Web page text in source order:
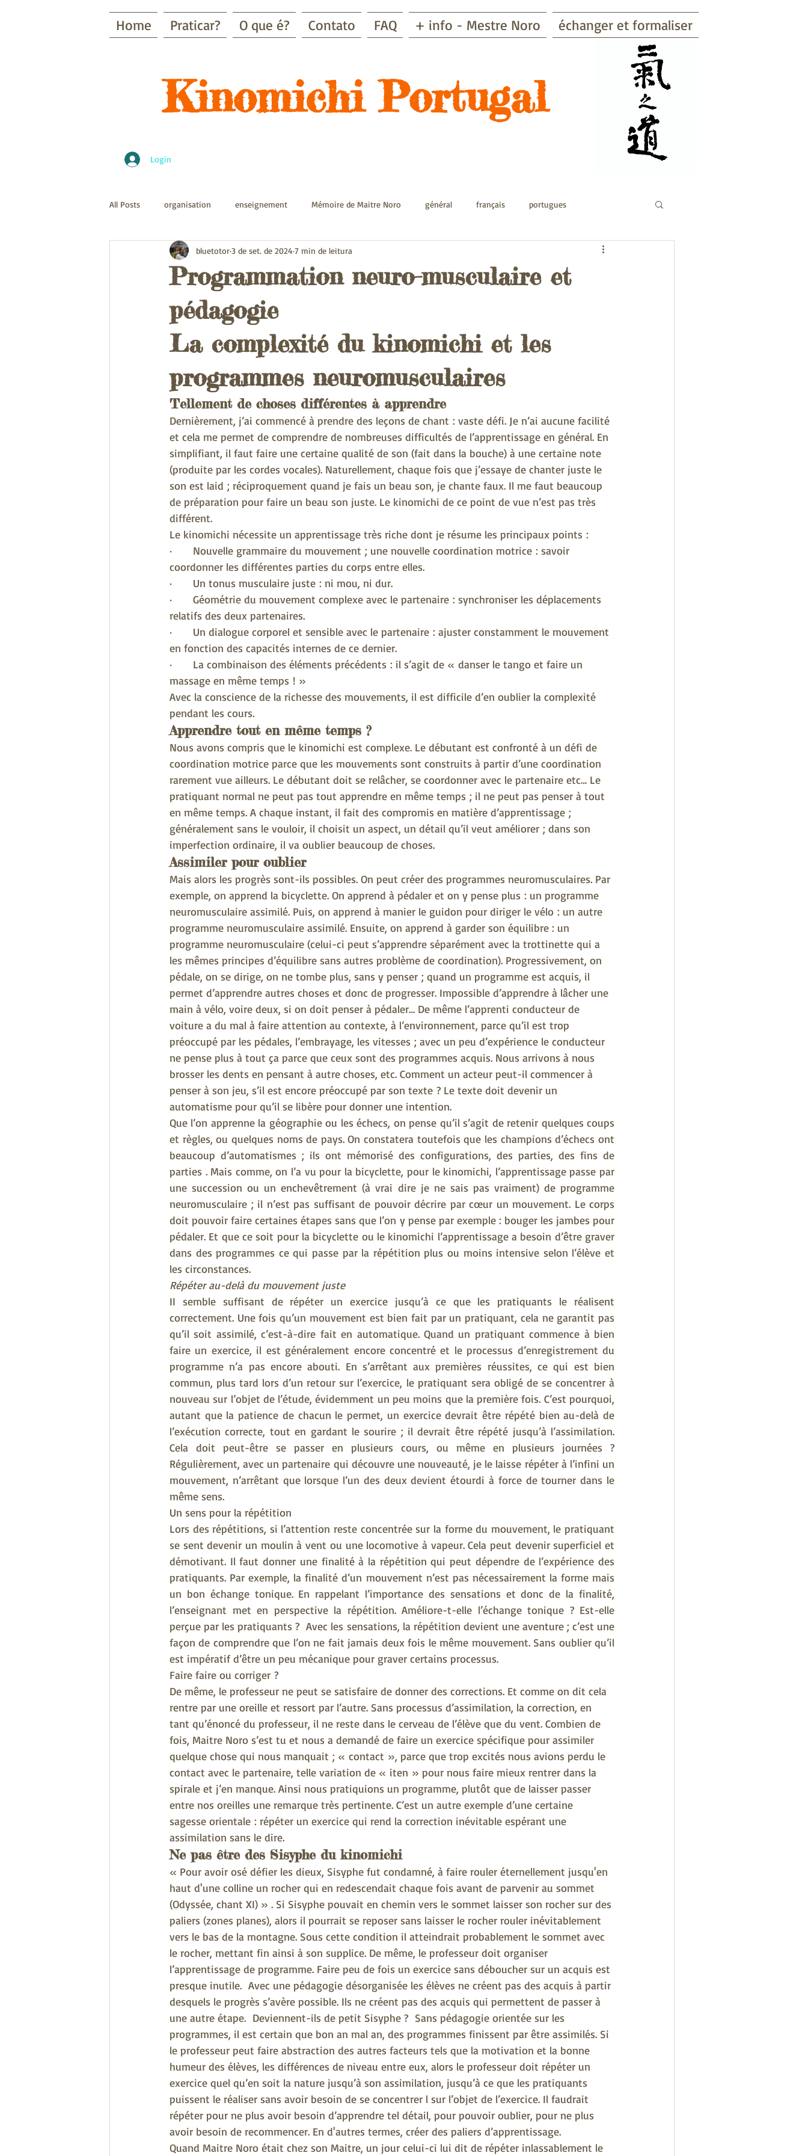
Home Praticar? O que é? Contato FAQ + info - Mestre Noro échanger et formaliser
Kinomichi Portugal​
Login
All Posts organisation enseignement Mémoire de Maitre Noro général français portugues
Programmation neuro-musculaire et
pédagogie
bluetotor3 de set. de 2024 7 min de leitura
La complexité du kinomichi et les
programmes neuromusculaires
Tellement de choses différentes à apprendre
Dernièrement, j’ai commencé à prendre des leçons de chant : vaste défi. Je n’ai aucune facilité
et cela me permet de comprendre de nombreuses difficultés de l’apprentissage en général. En
simplifiant, il faut faire une certaine qualité de son (fait dans la bouche) à une certaine note
(produite par les cordes vocales). Naturellement, chaque fois que j’essaye de chanter juste le
son est laid ; réciproquement quand je fais un beau son, je chante faux. Il me faut beaucoup
de préparation pour faire un beau son juste. Le kinomichi de ce point de vue n’est pas très
différent.
Le kinomichi nécessite un apprentissage très riche dont je résume les principaux points :
·      Nouvelle grammaire du mouvement ; une nouvelle coordination motrice : savoir
coordonner les différentes parties du corps entre elles.
·      Un tonus musculaire juste : ni mou, ni dur.
·      Géométrie du mouvement complexe avec le partenaire : synchroniser les déplacements
relatifs des deux partenaires.
·      Un dialogue corporel et sensible avec le partenaire : ajuster constamment le mouvement
en fonction des capacités internes de ce dernier.
·      La combinaison des éléments précédents : il s’agit de « danser le tango et faire un
massage en même temps ! »
Avec la conscience de la richesse des mouvements, il est difficile d’en oublier la complexité
pendant les cours.
Apprendre tout en même temps ?
Nous avons compris que le kinomichi est complexe. Le débutant est confronté à un défi de
coordination motrice parce que les mouvements sont construits à partir d’une coordination
rarement vue ailleurs. Le débutant doit se relâcher, se coordonner avec le partenaire etc… Le
pratiquant normal ne peut pas tout apprendre en même temps ; il ne peut pas penser à tout
en même temps. A chaque instant, il fait des compromis en matière d’apprentissage ;
généralement sans le vouloir, il choisit un aspect, un détail qu’il veut améliorer ; dans son
imperfection ordinaire, il va oublier beaucoup de choses.
Assimiler pour oublier
Mais alors les progrès sont-ils possibles. On peut créer des programmes neuromusculaires. Par
exemple, on apprend la bicyclette. On apprend à pédaler et on y pense plus : un programme
neuromusculaire assimilé. Puis, on apprend à manier le guidon pour diriger le vélo : un autre
programme neuromusculaire assimilé. Ensuite, on apprend à garder son équilibre : un
programme neuromusculaire (celui-ci peut s’apprendre séparément avec la trottinette qui a
les mêmes principes d’équilibre sans autres problème de coordination). Progressivement, on
pédale, on se dirige, on ne tombe plus, sans y penser ; quand un programme est acquis, il
permet d’apprendre autres choses et donc de progresser. Impossible d’apprendre à lâcher une
main à vélo, voire deux, si on doit penser à pédaler… De même l’apprenti conducteur de
voiture a du mal à faire attention au contexte, à l’environnement, parce qu’il est trop
préoccupé par les pédales, l’embrayage, les vitesses ; avec un peu d’expérience le conducteur
ne pense plus à tout ça parce que ceux sont des programmes acquis. Nous arrivons à nous
brosser les dents en pensant à autre choses, etc. Comment un acteur peut-il commencer à
penser à son jeu, s’il est encore préoccupé par son texte ? Le texte doit devenir un
automatisme pour qu’il se libère pour donner une intention.
Que l’on apprenne la géographie ou les échecs, on pense qu’il s’agit de retenir quelques coups
et règles, ou quelques noms de pays. On constatera toutefois que les champions d’échecs ont
beaucoup d’automatismes ; ils ont mémorisé des configurations, des parties, des fins de
parties . Mais comme, on l’a vu pour la bicyclette, pour le kinomichi, l’apprentissage passe par
une succession ou un enchevêtrement (à vrai dire je ne sais pas vraiment) de programme
neuromusculaire ; il n’est pas suffisant de pouvoir décrire par cœur un mouvement. Le corps
doit pouvoir faire certaines étapes sans que l’on y pense par exemple : bouger les jambes pour
pédaler. Et que ce soit pour la bicyclette ou le kinomichi l’apprentissage a besoin d’être graver
dans des programmes ce qui passe par la répétition plus ou moins intensive selon l’élève et
les circonstances.
Répéter au-delà du mouvement juste
II semble suffisant de répéter un exercice jusqu’à ce que les pratiquants le réalisent
correctement. Une fois qu’un mouvement est bien fait par un pratiquant, cela ne garantit pas
qu’il soit assimilé, c’est-à-dire fait en automatique. Quand un pratiquant commence à bien
faire un exercice, il est généralement encore concentré et le processus d’enregistrement du
programme n’a pas encore abouti. En s’arrêtant aux premières réussites, ce qui est bien
commun, plus tard lors d’un retour sur l’exercice, le pratiquant sera obligé de se concentrer à
nouveau sur l’objet de l’étude, évidemment un peu moins que la première fois. C’est pourquoi,
autant que la patience de chacun le permet, un exercice devrait être répété bien au-delà de
l’exécution correcte, tout en gardant le sourire ; il devrait être répété jusqu’à l’assimilation.
Cela doit peut-être se passer en plusieurs cours, ou même en plusieurs journées ?
Régulièrement, avec un partenaire qui découvre une nouveauté, je le laisse répéter à l’infini un
mouvement, n’arrêtant que lorsque l’un des deux devient étourdi à force de tourner dans le
même sens.
Un sens pour la répétition
Lors des répétitions, si l’attention reste concentrée sur la forme du mouvement, le pratiquant
se sent devenir un moulin à vent ou une locomotive à vapeur. Cela peut devenir superficiel et
démotivant. Il faut donner une finalité à la répétition qui peut dépendre de l’expérience des
pratiquants. Par exemple, la finalité d’un mouvement n’est pas nécessairement la forme mais
un bon échange tonique. En rappelant l’importance des sensations et donc de la finalité,
l’enseignant met en perspective la répétition. Améliore-t-elle l’échange tonique ? Est-elle
perçue par les pratiquants ?  Avec les sensations, la répétition devient une aventure ; c’est une
façon de comprendre que l’on ne fait jamais deux fois le même mouvement. Sans oublier qu’il
est impératif d’être un peu mécanique pour graver certains processus.
Faire faire ou corriger ?
De même, le professeur ne peut se satisfaire de donner des corrections. Et comme on dit cela
rentre par une oreille et ressort par l’autre. Sans processus d’assimilation, la correction, en
tant qu’énoncé du professeur, il ne reste dans le cerveau de l’élève que du vent. Combien de
fois, Maitre Noro s’est tu et nous a demandé de faire un exercice spécifique pour assimiler
quelque chose qui nous manquait ; « contact », parce que trop excités nous avions perdu le
contact avec le partenaire, telle variation de « iten » pour nous faire mieux rentrer dans la
spirale et j’en manque. Ainsi nous pratiquions un programme, plutôt que de laisser passer
entre nos oreilles une remarque très pertinente. C’est un autre exemple d’une certaine
sagesse orientale : répéter un exercice qui rend la correction inévitable espérant une
assimilation sans le dire.
Ne pas être des Sisyphe du kinomichi
« Pour avoir osé défier les dieux, Sisyphe fut condamné, à faire rouler éternellement jusqu'en
haut d'une colline un rocher qui en redescendait chaque fois avant de parvenir au sommet
(Odyssée, chant XI) » . Si Sisyphe pouvait en chemin vers le sommet laisser son rocher sur des
paliers (zones planes), alors il pourrait se reposer sans laisser le rocher rouler inévitablement
vers le bas de la montagne. Sous cette condition il atteindrait probablement le sommet avec
le rocher, mettant fin ainsi à son supplice. De même, le professeur doit organiser
l’apprentissage de programme. Faire peu de fois un exercice sans déboucher sur un acquis est
presque inutile.  Avec une pédagogie désorganisée les élèves ne créent pas des acquis à partir
desquels le progrès s’avère possible. Ils ne créent pas des acquis qui permettent de passer à
une autre étape.  Deviennent-ils de petit Sisyphe ?  Sans pédagogie orientée sur les
programmes, il est certain que bon an mal an, des programmes finissent par être assimilés. Si
le professeur peut faire abstraction des autres facteurs tels que la motivation et la bonne
humeur des élèves, les différences de niveau entre eux, alors le professeur doit répéter un
exercice quel qu’en soit la nature jusqu’à son assimilation, jusqu’à ce que les pratiquants
puissent le réaliser sans avoir besoin de se concentrer l sur l’objet de l’exercice. Il faudrait
répéter pour ne plus avoir besoin d’apprendre tel détail, pour pouvoir oublier, pour ne plus
avoir besoin de recommencer. En d'autres termes, créer des paliers d’apprentissage.
Quand Maitre Noro était chez son Maitre, un jour celui-ci lui dit de répéter inlassablement le